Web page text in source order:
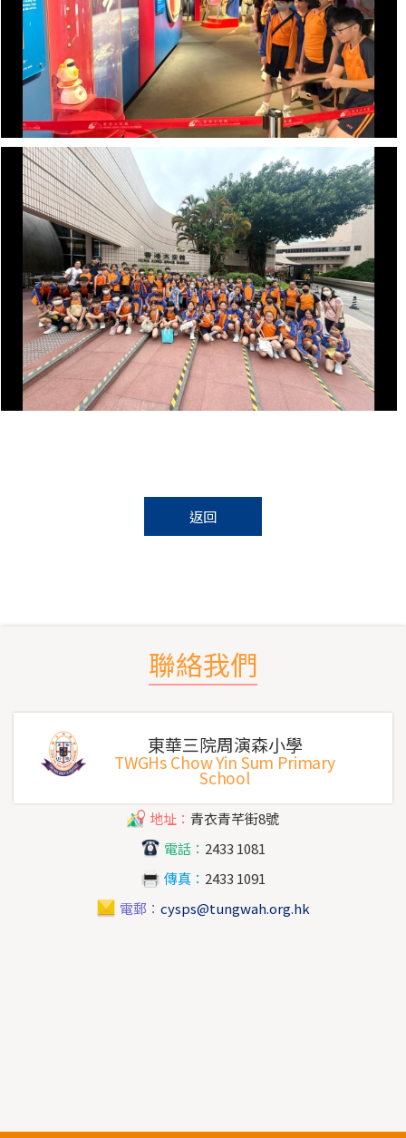
返回
聯絡我們
東華三院周演森小學
TWGHs Chow Yin Sum Primary
School
地址： 青衣青芊街8號
電話： 2433 1081
傳真： 2433 1091
電郵： cysps@tungwah.org.hk